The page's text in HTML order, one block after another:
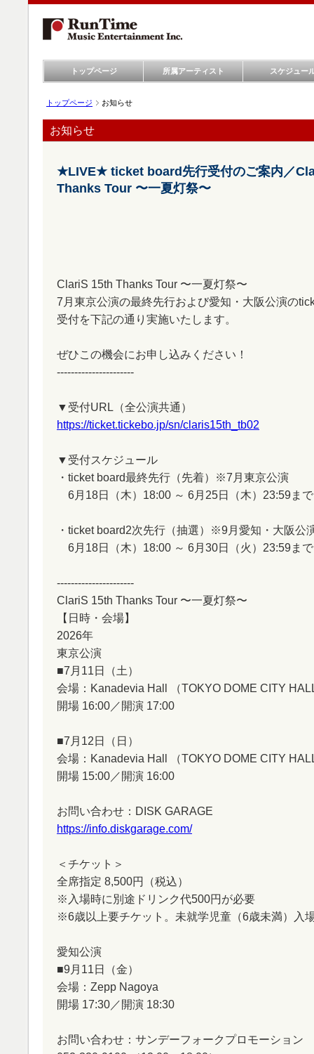
トップページ 所属アーティスト スケジュー
トップページ お知らせ
お知らせ
★LIVE★ ticket board先行受付のご案内／
Thanks Tour 〜一夏灯祭〜
ClariS 15th Thanks Tour 〜一夏灯祭〜
7月東京公演の最終先行および愛知・大阪公演の
受付を下記の通り実施いたします。
ぜひこの機会にお申し込みください！
----------------------
▼受付URL（全公演共通）
https://ticket.tickebo.jp/sn/claris15th_tb02
▼受付スケジュール
・ticket board最終先行（先着）※7月東京公演
6月18日（木）18:00 ～ 6月25日（木）23:59まで
・ticket board2次先行（抽選）※9月愛知・大阪公
6月18日（木）18:00 ～ 6月30日（火）23:59まで
----------------------
ClariS 15th Thanks Tour 〜一夏灯祭〜
【日時・会場】
2026年
東京公演
■7月11日（土）
会場：Kanadevia Hall （TOKYO DOME CITY
開場 16:00／開演 17:00
■7月12日（日）
会場：Kanadevia Hall （TOKYO DOME CITY
開場 15:00／開演 16:00
お問い合わせ：DISK GARAGE
https://info.diskgarage.com/
＜チケット＞
全席指定 8,500円（税込）
※入場時に別途ドリンク代500円が必要
※6歳以上要チケット。未就学児童（6歳未満）入
愛知公演
■9月11日（金）
会場：Zepp Nagoya
開場 17:30／開演 18:30
お問い合わせ：サンデーフォークプロモーション